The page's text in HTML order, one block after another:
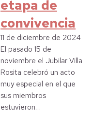
etapa de
convivencia
11 de diciembre de 2024
El pasado 15 de
noviembre el Jubilar Villa
Rosita celebró un acto
muy especial en el que
sus miembros
estuvieron…